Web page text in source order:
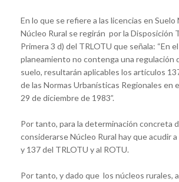
En lo que se refiere a las licencias en Suelo
Núcleo Rural se regirán por la Disposición
Primera 3 d) del TRLOTU que señala: “En
planeamiento no contenga una regulación
suelo, resultarán aplicables los artículos
de las Normas Urbanísticas Regionales en
29 de diciembre de 1983”.
Por tanto, para la determinación concreta
considerarse Núcleo Rural hay que acudir
y 137 del TRLOTU y al ROTU.
Por tanto, y dado que los núcleos rurales,